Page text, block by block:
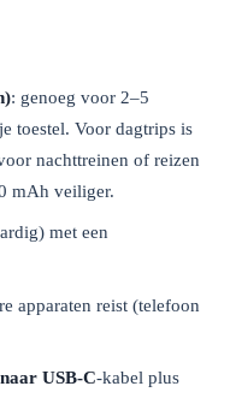
: genoeg voor 2–5
toestel. Voor dagtrips is
nachttreinen of reizen
mAh veiliger.
met een
apparaten reist (telefoon
USB-C-kabel plus